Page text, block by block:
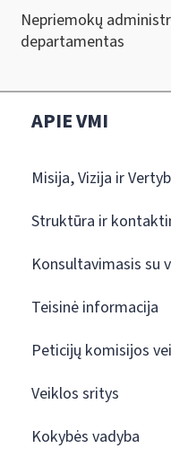
Nepriemokų
APIE VMI
Misija, Vizija ir
Struktūra ir
Konsultavimasis su
Teisinė informacija
Peticijų komisijos
Veiklos sritys
Kokybės vadyba